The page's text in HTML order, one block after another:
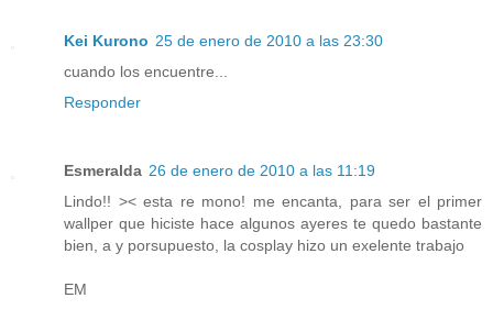
Kei Kurono 25 de enero de 2010 a las 23:30
cuando los encuentre...
Responder
Esmeralda 26 de enero de 2010 a las 11:19
Lindo!! >< esta re mono! me encanta, para ser el primer
wallper que hiciste hace algunos ayeres te quedo bastante
bien, a y porsupuesto, la cosplay hizo un exelente trabajo
EM